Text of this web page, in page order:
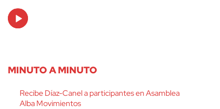
Audio
Player
MINUTO A MINUTO
Recibe Díaz-Canel a participantes en Asamblea
Alba Movimientos